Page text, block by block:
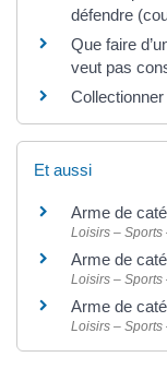
défendre
Que faire
veut pas
Et aussi
Arme de
Loisirs – Sports
Arme de
Loisirs – Sports
Arme de
Loisirs – Sports